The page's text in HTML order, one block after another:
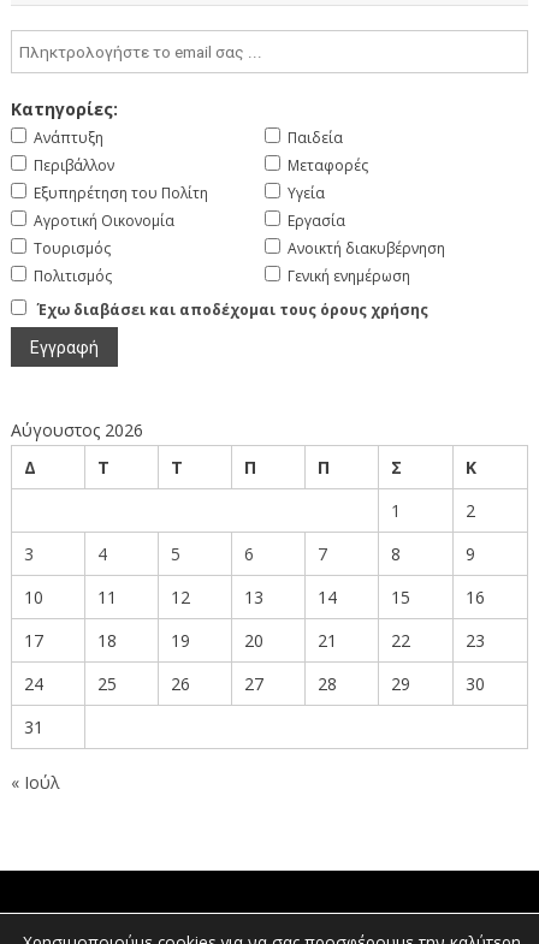
Κατηγορίες:
Ανάπτυξη
Περιβάλλον
Εξυπηρέτηση του Πολίτη
Αγροτική Οικονομία
Τουρισμός
Πολιτισμός
Παιδεία
Μεταφορές
Υγεία
Εργασία
Ανοικτή διακυβέρνηση
Γενική ενημέρωση
Έχω διαβάσει και αποδέχομαι τους όρους χρήσης
Αύγουστος 2026
Δ
Τ Τ Π Π Σ
Κ
1
2
3
4 5 6 7 8
9
10
11 12 13 14 15
16
17
18 19 20 21 22
23
24
25 26 27 28 29
30
31
« Ιούλ